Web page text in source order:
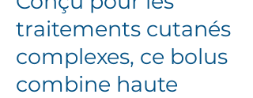
traitements cutanés
complexes, ce bolus
combine haute